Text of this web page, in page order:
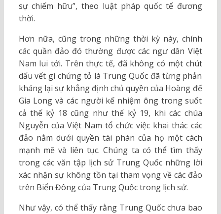
sự chiếm hữu”, theo luật pháp quốc tế đương
thời.
Hơn nữa, cũng trong những thời kỳ này, chính
các quần đảo đó thường được các ngư dân Việt
Nam lui tới. Trên thực tế, đã không có một chút
dấu vết gì chứng tỏ là Trung Quốc đã từng phản
kháng lại sự khẳng định chủ quyền của Hoàng đế
Gia Long và các người kế nhiệm ông trong suốt
cả thế kỷ 18 cũng như thế kỷ 19, khi các chúa
Nguyễn của Việt Nam tổ chức việc khai thác các
đảo nằm dưới quyền tài phán của họ một cách
mạnh mẽ và liên tục. Chúng ta có thể tìm thấy
trong các văn tập lịch sử Trung Quốc những lời
xác nhận sự không tồn tại tham vọng về các đảo
trên Biển Đông của Trung Quốc trong lịch sử.
Như vậy, có thể thấy rằng Trung Quốc chưa bao